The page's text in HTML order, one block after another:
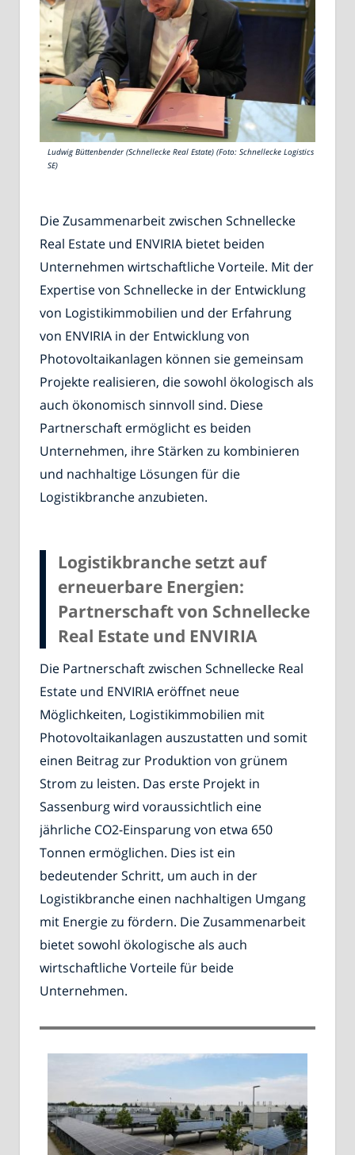
Ludwig Büttenbender (Schnellecke Real Estate) (Foto: Schnellecke Logistics
SE)
Die Zusammenarbeit zwischen Schnellecke
Real Estate und ENVIRIA bietet beiden
Unternehmen wirtschaftliche Vorteile. Mit der
Expertise von Schnellecke in der Entwicklung
von Logistikimmobilien und der Erfahrung
von ENVIRIA in der Entwicklung von
Photovoltaikanlagen können sie gemeinsam
Projekte realisieren, die sowohl ökologisch als
auch ökonomisch sinnvoll sind. Diese
Partnerschaft ermöglicht es beiden
Unternehmen, ihre Stärken zu kombinieren
und nachhaltige Lösungen für die
Logistikbranche anzubieten.
Logistikbranche setzt auf
erneuerbare Energien:
Partnerschaft von Schnellecke
Real Estate und ENVIRIA
Die Partnerschaft zwischen Schnellecke Real
Estate und ENVIRIA eröffnet neue
Möglichkeiten, Logistikimmobilien mit
Photovoltaikanlagen auszustatten und somit
einen Beitrag zur Produktion von grünem
Strom zu leisten. Das erste Projekt in
Sassenburg wird voraussichtlich eine
jährliche CO2-Einsparung von etwa 650
Tonnen ermöglichen. Dies ist ein
bedeutender Schritt, um auch in der
Logistikbranche einen nachhaltigen Umgang
mit Energie zu fördern. Die Zusammenarbeit
bietet sowohl ökologische als auch
wirtschaftliche Vorteile für beide
Unternehmen.